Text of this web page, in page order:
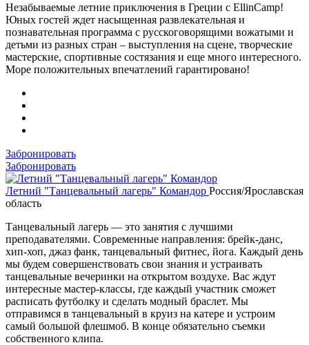
Незабываемые летние приключения в Греции c EllinCamp!
Юных гостей ждет насыщенная развлекательная и
познавательная программа с русскоговорящими вожатыми и
детьми из разных стран – выступления на сцене, творческие
мастерские, спортивные состязания и еще много интересного.
Море положительных впечатлений гарантировано!
Забронировать
Забронировать
Летний "Танцевальный лагерь" Командор Россия/Ярославская
область
Танцевальный лагерь — это занятия с лучшими
преподавателями. Современные направления: брейк-данс,
хип-хоп, джаз фанк, танцевальный фитнес, йога. Каждый день
мы будем совершенствовать свои знания и устраивать
танцевальные вечеринки на открытом воздухе. Вас ждут
интересные мастер-классы, где каждый участник сможет
расписать футболку и сделать модный браслет. Мы
отправимся в танцевальный в круиз на катере и устроим
самый большой флешмоб. В конце обязательно съемки
собственного клипа.